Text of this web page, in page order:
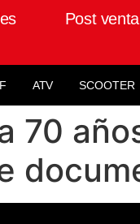
Post
ATV SCOOTER
70